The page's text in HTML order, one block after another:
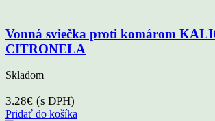
Vonná sviečka proti komárom
CITRONELA
Skladom
3.28€ (s DPH)
Pridať do košíka